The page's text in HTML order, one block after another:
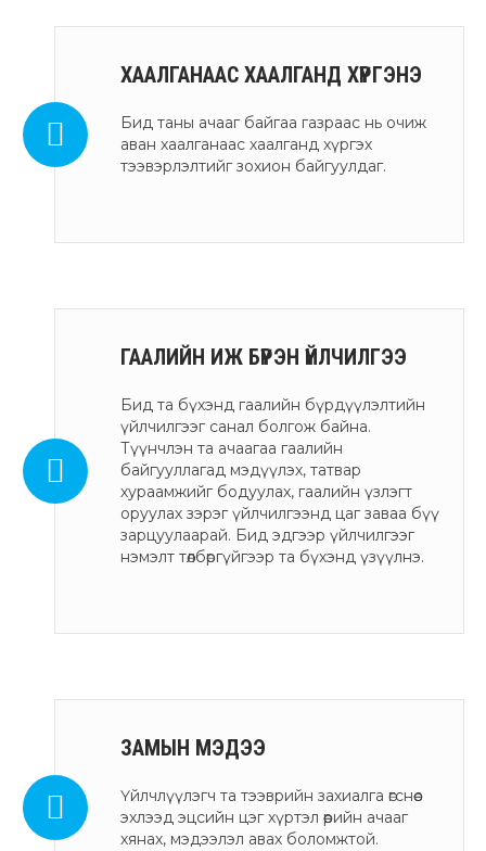
ХААЛГАНААС ХААЛГАНД ХҮРГЭНЭ
Бид таны ачааг байгаа газраас нь очиж
аван хаалганаас хаалганд хүргэх
тээвэрлэлтийг зохион байгуулдаг.
ГААЛИЙН ИЖ БҮРЭН ҮЙЛЧИЛГЭЭ
Бид та бүхэнд гаалийн бүрдүүлэлтийн
үйлчилгээг санал болгож байна.
Түүнчлэн та ачаагаа гаалийн
байгууллагад мэдүүлэх, татвар
хураамжийг бодуулах, гаалийн үзлэгт
оруулах зэрэг үйлчилгээнд цаг заваа бүү
зарцуулаарай. Бид эдгээр үйлчилгээг
нэмэлт төлбөргүйгээр та бүхэнд үзүүлнэ.
ЗАМЫН МЭДЭЭ
Үйлчлүүлэгч та тээврийн захиалга өгснөөс
эхлээд эцсийн цэг хүртэл өөрийн ачааг
хянах, мэдээлэл авах боломжтой.